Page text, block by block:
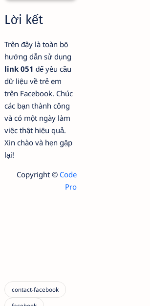
Lời kết
Trên đây là toàn bộ
hướng dẫn sử dụng
link 051 để yêu cầu
dữ liệu về trẻ em
trên Facebook. Chúc
các bạn thành công
và có một ngày làm
việc thật hiệu quả.
Xin chào và hẹn gặp
lại!
Copyright © Code
Pro